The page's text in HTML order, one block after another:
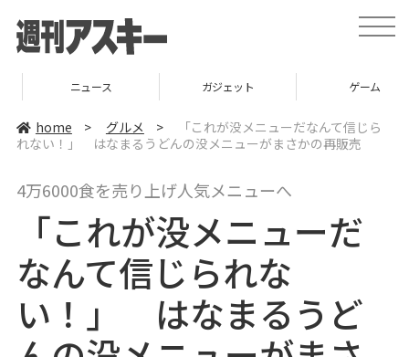
t
o
e
v
ニュース ガジェット ゲーム
home > グルメ >
「これが没メニューだなんて信じら
れない！」 はなまるうどんの没メニューがまさかの再販売
4万6000食を売り上げ人気メニューへ
「これが没メニューだ
なんて信じられな
い！」 はなまるうど